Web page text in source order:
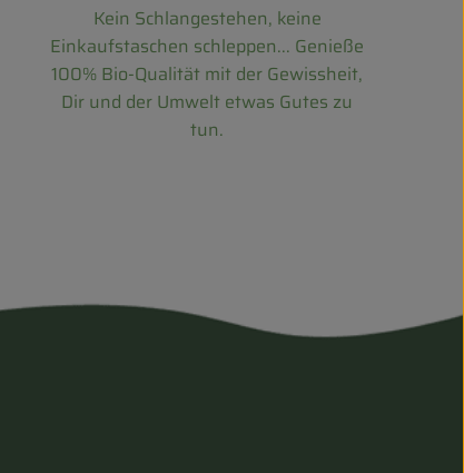
Kein Schlangestehen, keine
Einkaufstaschen schleppen... Genieße
100% Bio-Qualität mit der Gewissheit,
Dir und der Umwelt etwas Gutes zu
tun.